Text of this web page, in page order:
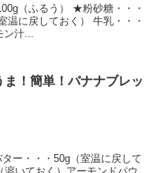
（ふるう） ★粉砂糖・・・
に戻しておく） 牛乳・・・
汁...
ま！簡単！バナナブレッ
ー・・・50g（室温に戻して